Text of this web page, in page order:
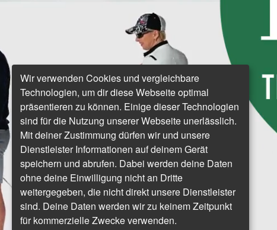
Wir verwenden Cookies und vergleichbare
Technologien, um dir diese Webseite optimal
präsentieren zu können. Einige dieser Technologien
sind für die Nutzung unserer Webseite unerlässlich.
Mit deiner Zustimmung dürfen wir und unsere
Dienstleister Informationen auf deinem Gerät
speichern und abrufen. Dabei werden deine Daten
ohne deine Einwilligung nicht an Dritte
weitergegeben, die nicht direkt unsere Dienstleister
sind. Deine Daten werden wir zu keinem Zeitpunkt
für kommerzielle Zwecke verwenden.